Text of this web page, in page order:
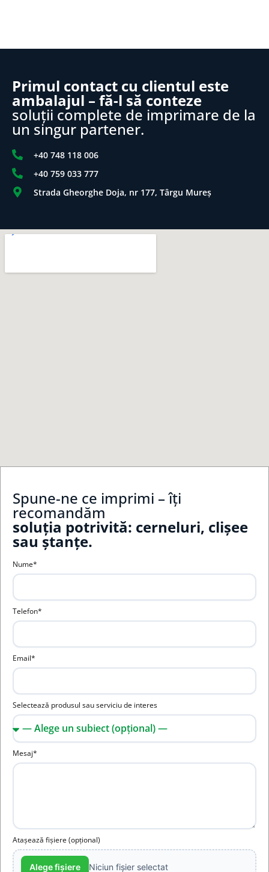
Primul contact cu clientul este
ambalajul – fă-l să conteze
soluții complete de imprimare de la
un singur partener.
+40 748 118 006
+40 759 033 777
Strada Gheorghe Doja, nr 177, Târgu Mureș
Spune-ne ce imprimi – îți
recomandăm
soluția potrivită: cerneluri, clișee
sau ștanțe.
Nume*
Telefon*
Email*
Selectează produsul sau serviciu de interes
Mesaj*
Atașează fișiere (opțional)
Alege fișiere Niciun fișier selectat